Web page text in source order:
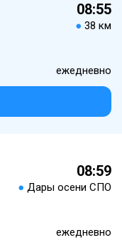
08:55
● 38 км
ежедневно
08:59
● Дары осени СПО
ежедневно